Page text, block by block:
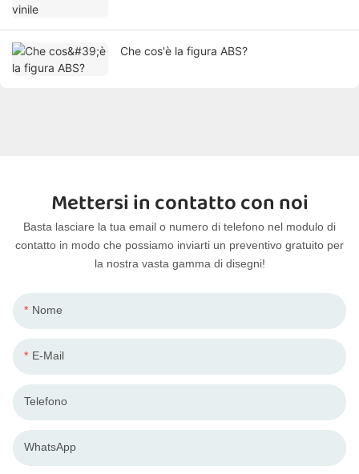
Che cos'è la figura ABS?
Mettersi in contatto con noi
Basta lasciare la tua email o numero di telefono nel modulo di
contatto in modo che possiamo inviarti un preventivo gratuito per
la nostra vasta gamma di disegni!
Nome
E-Mail
Telefono
WhatsApp